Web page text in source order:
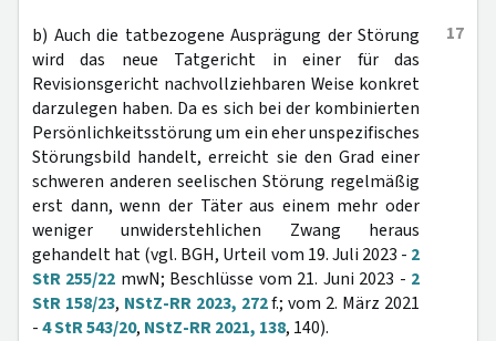
17
b) Auch die tatbezogene Ausprägung der Störung
wird das neue Tatgericht in einer für das
Revisionsgericht nachvollziehbaren Weise konkret
darzulegen haben. Da es sich bei der kombinierten
Persönlichkeitsstörung um ein eher unspezifisches
Störungsbild handelt, erreicht sie den Grad einer
schweren anderen seelischen Störung regelmäßig
erst dann, wenn der Täter aus einem mehr oder
weniger unwiderstehlichen Zwang heraus
gehandelt hat (vgl. BGH, Urteil vom 19. Juli 2023 - 2
StR 255/22 mwN; Beschlüsse vom 21. Juni 2023 - 2
StR 158/23, NStZ-RR 2023, 272f.; vom 2. März 2021
-4 StR 543/20, NStZ-RR 2021, 138, 140).